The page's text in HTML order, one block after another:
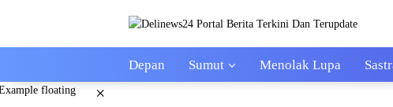
Depan Sumut Menolak Lupa
×